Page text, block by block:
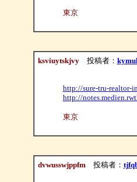
東京
ksviuytskjvy投稿者：
http://sure-tru-realtor-
http://
東京
dvwusswjppfm 投稿者：